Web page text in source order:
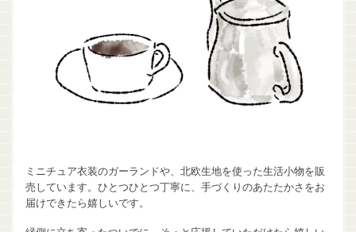
ミニチュア衣装のガーランドや、北欧生地を使った生活小物を販
売しています。ひとつひとつ丁寧に、手づくりのあたたかさをお
届けできたら嬉しいです。